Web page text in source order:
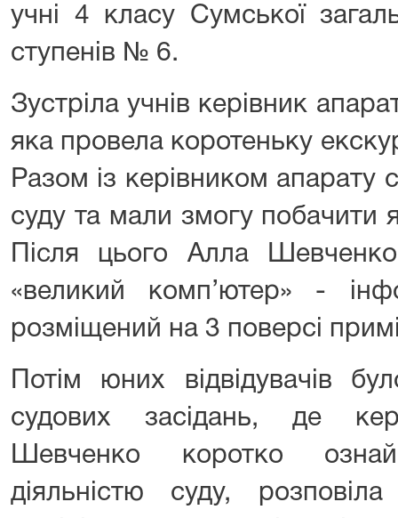
учні 4 класу Сумської
ступенів № 6.
Зустріла учнів керівник
яка провела коротеньку
Разом із керівником апарату
суду та мали змогу побачити
Після цього Алла
«великий комп’ютер» -
розміщений на 3 поверсі
Потім юних відвідувачів
судових засідань, де
Шевченко коротко
діяльністю суду,